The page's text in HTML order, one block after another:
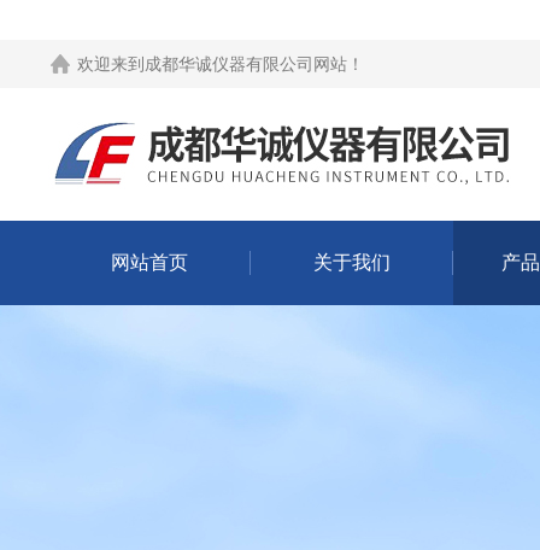
欢迎来到 成都华诚仪器有限公司网站 ！
网站首页 关于我们 产